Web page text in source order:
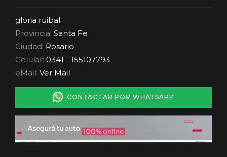
gloria ruibal
Provincia: Santa Fe
Ciudad: Rosario
Celular: 0341 - 155107793
eMail: Ver Mail
CONTACTAR POR WHATSAPP